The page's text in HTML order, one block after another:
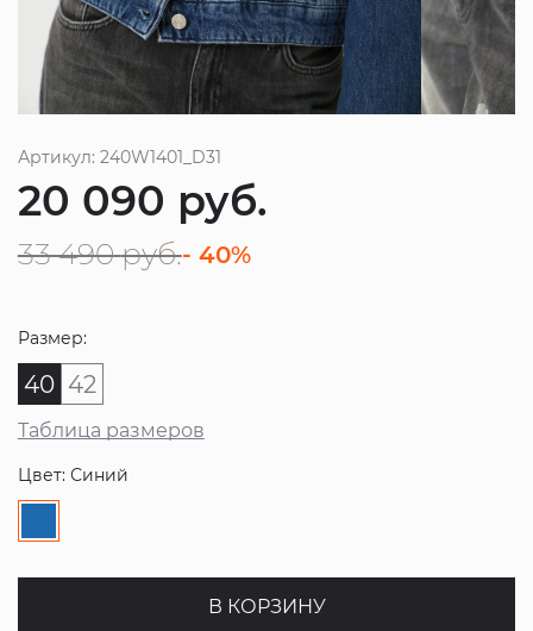
Артикул: 240W1401_D31
20 090 руб.
33 490 руб.- 40%
Размер:
40 42
Таблица размеров
Цвет: Синий
В КОРЗИНУ